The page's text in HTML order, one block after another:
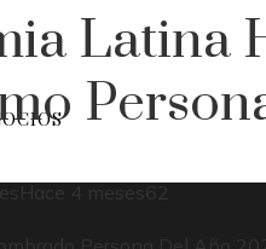
Latina
Hace 4 meses 62